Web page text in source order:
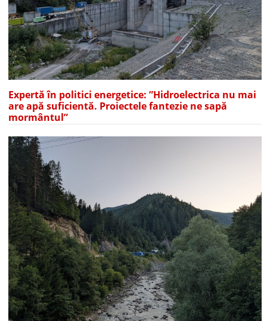
Expertă în politici energetice: ”Hidroelectrica nu mai
are apă suficientă. Proiectele fantezie ne sapă
mormântul”